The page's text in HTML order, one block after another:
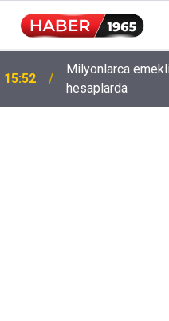
15:52
Milyonlarca
hesaplarda